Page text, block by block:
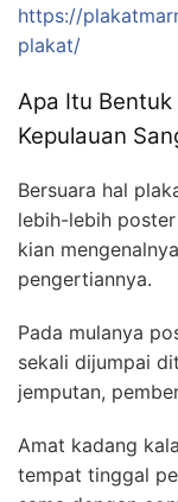
https://
plakat/
Apa Itu
Kepulauan
Bersuara hal
lebih-lebih
kian
pengertiannya.
Pada mulanya
sekali dijumpai
jemputan,
Amat kadang
tempat tinggal